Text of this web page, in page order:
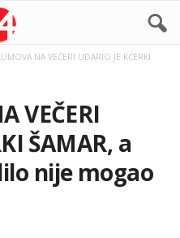
NA VEČERI UDARIO JE KĆERKI
VEČERI
ŠAMAR, a
nije mogao